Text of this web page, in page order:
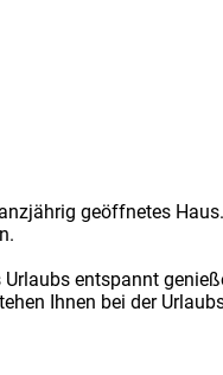
geöffnetes
entspannt
Ihnen bei der